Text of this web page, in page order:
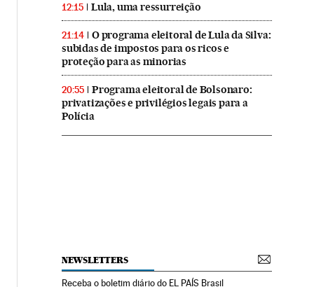
12:15 Lula, uma ressurreição
21:14
O programa eleitoral de Lula da Silva:
subidas de impostos para os ricos e
proteção para as minorias
20:55
Programa eleitoral de Bolsonaro:
privatizações e privilégios legais para a
Polícia
NEWSLETTERS
Receba o boletim diário do EL PAÍS Brasil